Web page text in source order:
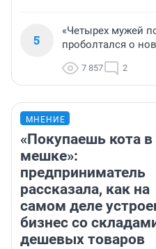
5
«Четырех мужей
проболтался о
7 857 2
МНЕНИЕ
«Покупаешь кота в
мешке»:
предприниматель
рассказала, как на
самом деле
бизнес со
дешевых товаров